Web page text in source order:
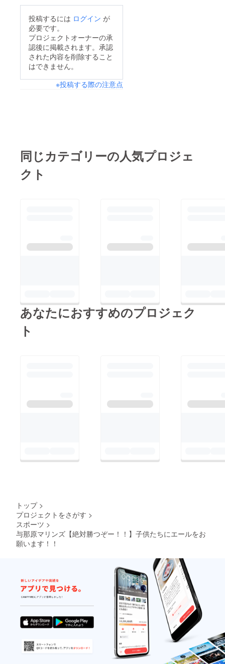
☆支援日をご記入下さ
い。※但し書きは「第
42回九州ブロックス
ポーツ少年団軟式野球
交流大会支援金」とさ
せていただきます。
期待！！
き感謝の気持ちでいっ
ぱいです。プロジェク
ト終了まで残り15時間
となりました。ご支援
を悩まれてる方！後回
しにしてた方！まだ間
投稿するには ログイン が
必要です。
プロジェクトオーナーの承
認後に掲載されます。承認
された内容を削除すること
はできません。
※投稿する際の注意点
同じカテゴリーの人気プロジェ
クト
あなたにおすすめのプロジェク
ト
トップ >
プロジェクトをさがす >
スポーツ >
与那原マリンズ【絶対勝つぞー！！】子供たちにエールをお
願います！！